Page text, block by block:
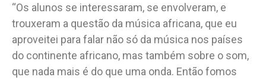
“Os alunos se interessaram, se envolveram, e
trouxeram a questão da música africana, que eu
aproveitei para falar não só da música nos países
do continente africano, mas também sobre o som,
que nada mais é do que uma onda. Então fomos